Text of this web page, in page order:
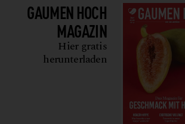
GAUMEN HOCH
MAGAZIN
Hier gratis
herunterladen